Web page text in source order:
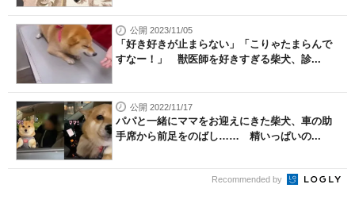
公開 2023/11/05
「好き好きが止まらない」「こりゃたまらんで
すなー！」 獣医師を好きすぎる柴犬、診...
公開 2022/11/17
パパと一緒にママをお迎えにきた柴犬、車の助
手席から前足をのばし…… 精いっぱいの...
Recommended by